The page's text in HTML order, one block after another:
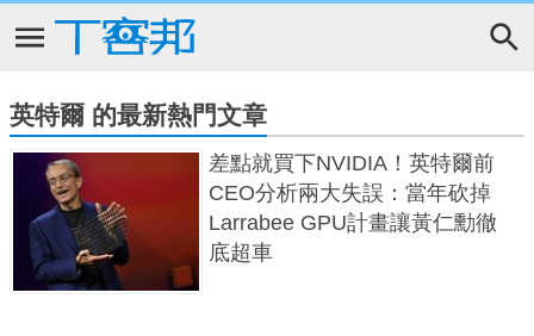
英特爾 的最新熱門文章
差點就買下NVIDIA！英特爾前
CEO分析兩大失誤：當年砍掉
Larrabee GPU計畫讓黃仁勳徹
底超車